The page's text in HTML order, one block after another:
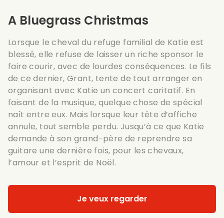
A Bluegrass Christmas
Lorsque le cheval du refuge familial de Katie est
blessé, elle refuse de laisser un riche sponsor le
faire courir, avec de lourdes conséquences. Le fils
de ce dernier, Grant, tente de tout arranger en
organisant avec Katie un concert caritatif. En
faisant de la musique, quelque chose de spécial
naît entre eux. Mais lorsque leur tête d’affiche
annule, tout semble perdu. Jusqu’à ce que Katie
demande à son grand-père de reprendre sa
guitare une dernière fois, pour les chevaux,
l’amour et l’esprit de Noël.
Je veux regarder